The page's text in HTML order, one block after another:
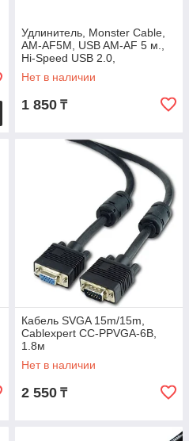
Удлинитель, Monster Cable,
AM-AF5M, USB AM-AF 5 м.,
Hi-Speed USB 2.0,
Ферритовые кольца защиты,
Чёрный,
Нет в наличии
1 850 ₸
Кабель SVGA 15m/15m,
Cablexpert CC-PPVGA-6B,
1.8м
Нет в наличии
2 550 ₸